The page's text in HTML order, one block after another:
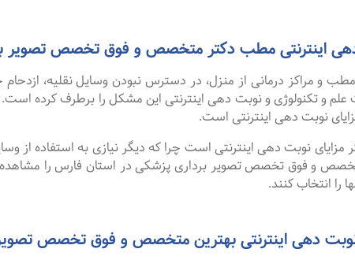
دهی اینترنتی مطب دکتر متخصص و فوق تخصص تصویر
و مراکز درمانی از منزل، در دسترس نبودن وسایل نقلیه،
نوبت دهی اینترنتی است.
نوبت دهی اینترنتی است چرا که دیگر نیازی به استفاده از
و فوق تخصص تصویر برداری پزشکی در استان فارس را مشاهده
را انتخاب کنند.